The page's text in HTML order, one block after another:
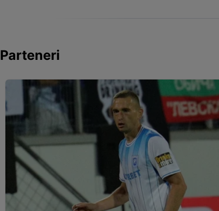
Parteneri